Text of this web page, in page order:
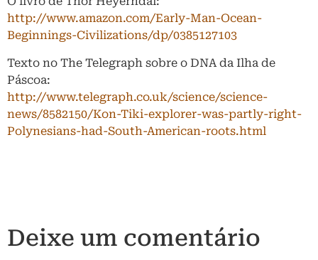
http://www.amazon.com/Early-Man-Ocean-
Beginnings-Civilizations/dp/0385127103
Texto no The Telegraph sobre o DNA da Ilha de
Páscoa:
http://www.telegraph.co.uk/science/science-
news/8582150/Kon-Tiki-explorer-was-partly-right-
Polynesians-had-South-American-roots.html
Deixe um comentário